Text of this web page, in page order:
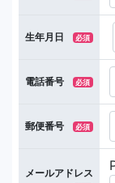
生年月日 必須
電話番号 必須
郵便番号 必須
メールアドレス